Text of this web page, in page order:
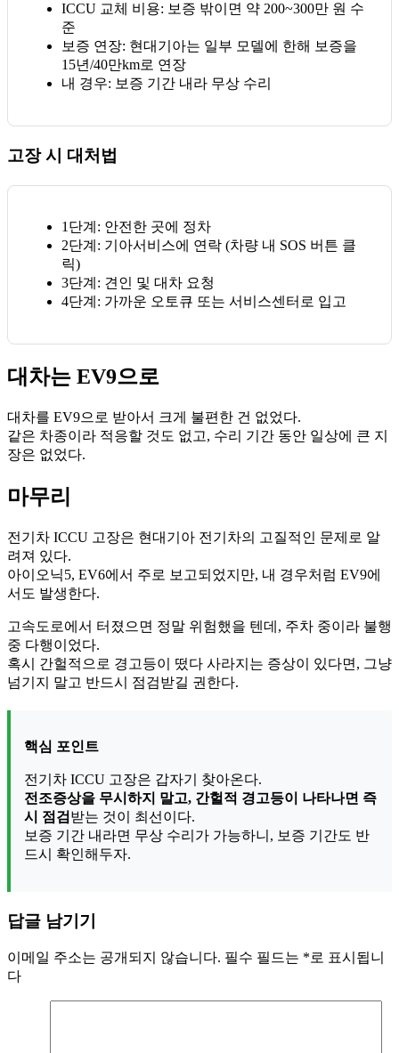
ICCU 교체 비용: 보증 밖이면 약 200~300만 원 수
준
보증 연장: 현대기아는 일부 모델에 한해 보증을
15년/40만km로 연장
내 경우: 보증 기간 내라 무상 수리
고장 시 대처법
1단계 : 안전한 곳에 정차
2단계 : 기아서비스에 연락 (차량 내 SOS 버튼 클
릭)
3단계 : 견인 및 대차 요청
4단계 : 가까운 오토큐 또는 서비스센터로 입고
대차는 EV9으로
대차를 EV9으로 받아서 크게 불편한 건 없었다.
같은 차종이라 적응할 것도 없고, 수리 기간 동안 일상에 큰 지
장은 없었다.
마무리
전기차 ICCU 고장은 현대기아 전기차의 고질적인 문제로 알
려져 있다.
아이오닉5, EV6에서 주로 보고되었지만, 내 경우처럼 EV9에
서도 발생한다.
고속도로에서 터졌으면 정말 위험했을 텐데, 주차 중이라 불행
중 다행이었다.
혹시 간헐적으로 경고등이 떴다 사라지는 증상이 있다면, 그냥
넘기지 말고 반드시 점검받길 권한다.
핵심 포인트
전기차 ICCU 고장은 갑자기 찾아온다.
전조증상을 무시하지 말고, 간헐적 경고등이 나타나면 즉
시 점검 받는 것이 최선이다.
보증 기간 내라면 무상 수리가 가능하니, 보증 기간도 반
드시 확인해두자.
답글 남기기
이메일 주소는 공개되지 않습니다. 필수 필드는 *로 표시됩니
다